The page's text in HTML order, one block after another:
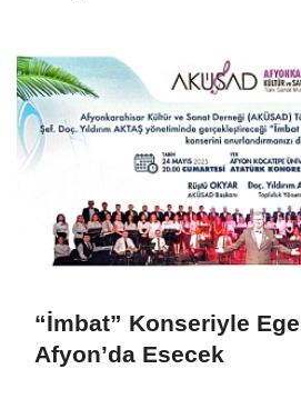
“İmbat” Konseriyle Ege
Afyon’da Esecek